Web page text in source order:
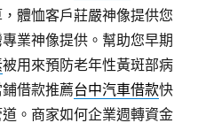
體恤客戶莊嚴神像提供您
業神像提供。幫助您早期
被用來預防老年性黃斑部病
借款推薦台中汽車借款快
。商家如何企業週轉資金